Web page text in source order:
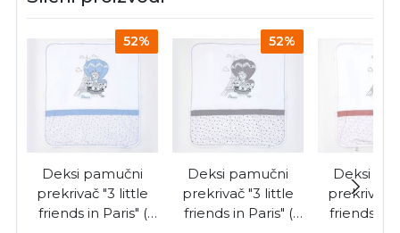
52%
Deksi pamučni
prekrivač "3 little
friends in Paris" (
52%
Deksi pamučni
prekrivač "3 little
friends in Paris" (
Deksi
prekrivač
friends in